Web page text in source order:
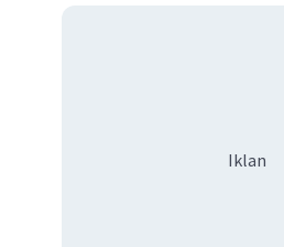
Iklan